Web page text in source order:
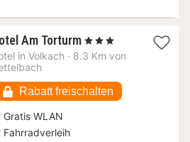
Am Torturm 1
Nacht
€
, 3 Sterne
in Volkach · 8.3 Km von
Rabatt freischalten
Gratis WLAN
Fahrradverleih